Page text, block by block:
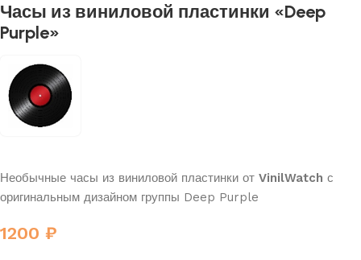
Часы из виниловой пластинки «Deep
Purple»
Необычные часы из виниловой пластинки от VinilWatch с
оригинальным дизайном группы Deep Purple
1200 ₽